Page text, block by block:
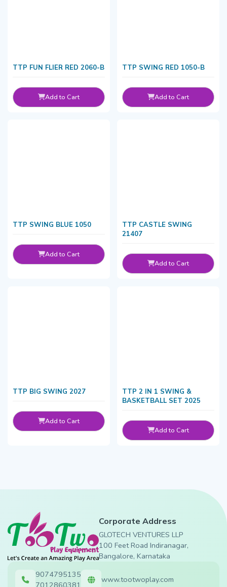
TTP FUN FLIER RED 2060-B
Add to Cart
TTP SWING RED 1050-B
Add to Cart
TTP SWING BLUE 1050
Add to Cart
TTP CASTLE SWING
21407
Add to Cart
TTP BIG SWING 2027
Add to Cart
TTP 2 IN 1 SWING &
BASKETBALL SET 2025
Add to Cart
Corporate Address
GLOTECH VENTURES LLP
100 Feet Road Indiranagar,
Bangalore, Karnataka
9074795135
7012860381
www.tootwoplay.com